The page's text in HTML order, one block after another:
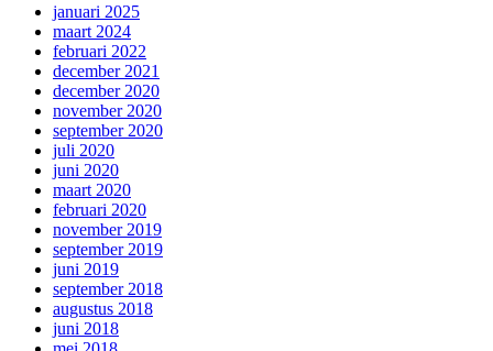
januari 2025
maart 2024
februari 2022
december 2021
december 2020
november 2020
september 2020
juli 2020
juni 2020
maart 2020
februari 2020
november 2019
september 2019
juni 2019
september 2018
augustus 2018
juni 2018